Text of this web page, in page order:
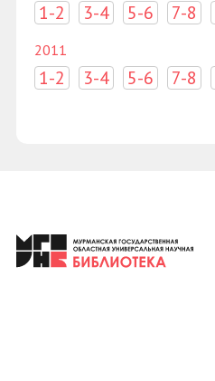
1-2 3-4 5-6 7-8
2011
1-2 3-4 5-6 7-8